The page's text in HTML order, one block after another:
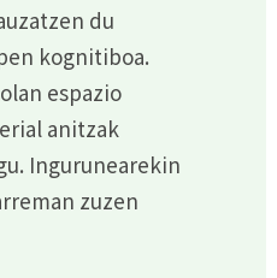
du
kognitiboa.
espazio
anitzak
Ingurunearekin
zuzen